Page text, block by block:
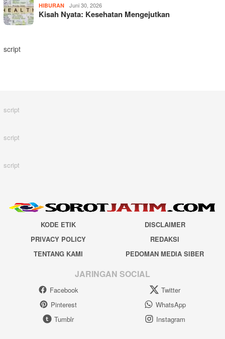
HIBURAN Juni 30, 2026
Kisah Nyata: Kesehatan Mengejutkan
script
script
script
script
KODE ETIK
DISCLAIMER
PRIVACY POLICY
REDAKSI
TENTANG KAMI
PEDOMAN MEDIA SIBER
JARINGAN SOCIAL
Facebook
Twitter
Pinterest
WhatsApp
Tumblr
Instagram